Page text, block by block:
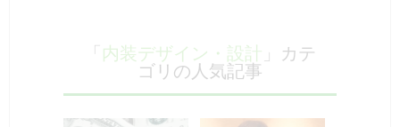
「 内装デザイン・設計 」カテ
ゴリの人気記事